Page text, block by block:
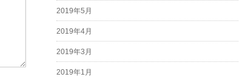
2019年5月
2019年4月
2019年3月
2019年1月